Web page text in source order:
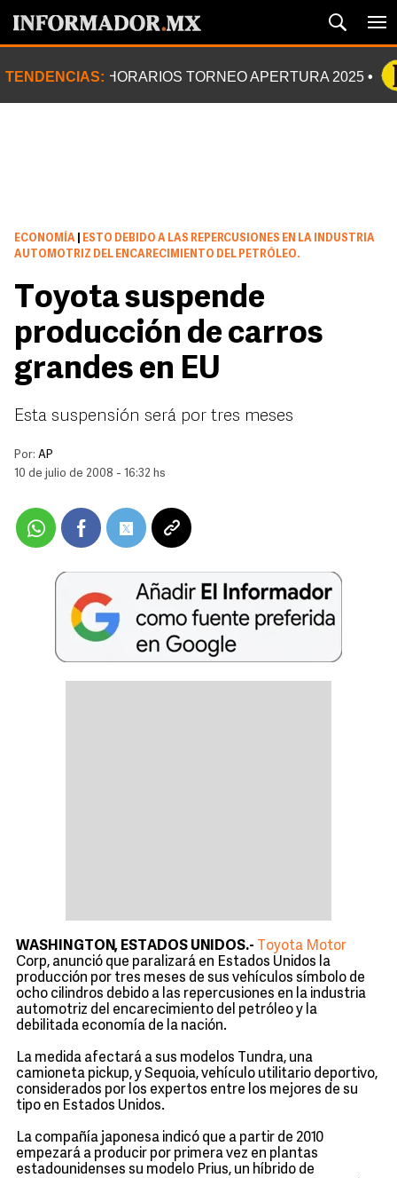
TENDENCIAS: HORARIOS TORNEO APERTURA 2025
ECONOMÍA
ESTO DEBIDO A LAS REPERCUSIONES EN LA INDUSTRIA
AUTOMOTRIZ DEL ENCARECIMIENTO DEL PETRÓLEO.
Toyota suspende
producción de carros
grandes en EU
Esta suspensión será por tres meses
Por: AP
10 de julio de 2008 - 16:32 hs
WASHINGTON, ESTADOS UNIDOS.- Toyota Motor
Corp, anunció que paralizará en Estados Unidos la
producción por tres meses de sus vehículos símbolo de
ocho cilindros debido a las repercusiones en la industria
automotriz del encarecimiento del petróleo y la
debilitada economía de la nación.
La medida afectará a sus modelos Tundra, una
camioneta pickup, y Sequoia, vehículo utilitario deportivo,
considerados por los expertos entre los mejores de su
tipo en Estados Unidos.
La compañía japonesa indicó que a partir de 2010
empezará a producir por primera vez en plantas
estadounidenses su modelo Prius, un híbrido de